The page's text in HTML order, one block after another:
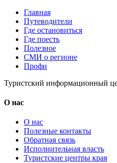
Главная
Путеводители
Где остановиться
Где поесть
Полезное
СМИ о регионе
Профи
Туристский информационный
О нас
О нас
Полезные контакты
Обратная связь
Исполнительная власть
Туристские центры края